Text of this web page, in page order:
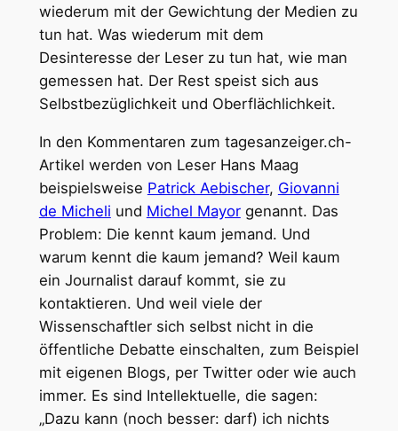
wiederum mit der Gewichtung der Medien zu
tun hat. Was wiederum mit dem
Desinteresse der Leser zu tun hat, wie man
gemessen hat. Der Rest speist sich aus
Selbstbezüglichkeit und Oberflächlichkeit.
In den Kommentaren zum tagesanzeiger.ch-
Artikel werden von Leser Hans Maag
beispielsweise Patrick Aebischer, Giovanni
de Micheli und Michel Mayorgenannt. Das
Problem: Die kennt kaum jemand. Und
warum kennt die kaum jemand? Weil kaum
ein Journalist darauf kommt, sie zu
kontaktieren. Und weil viele der
Wissenschaftler sich selbst nicht in die
öffentliche Debatte einschalten, zum Beispiel
mit eigenen Blogs, per Twitter oder wie auch
immer. Es sind Intellektuelle, die sagen:
„Dazu kann (noch besser: darf) ich nichts